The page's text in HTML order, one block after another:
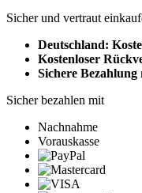
Sicher und vertraut
Deutschland:
Kostenloser
Sichere Bezahlung
Sicher bezahlen mit
Nachnahme
Vorauskasse